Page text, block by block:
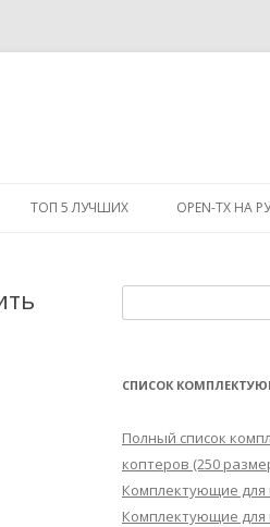
ТОП 5 ЛУЧШИХ OPEN-TX НА
а
т
:
СПИСОК
Полный список
коптеров (250
Комплектующие для
Комплектующие для